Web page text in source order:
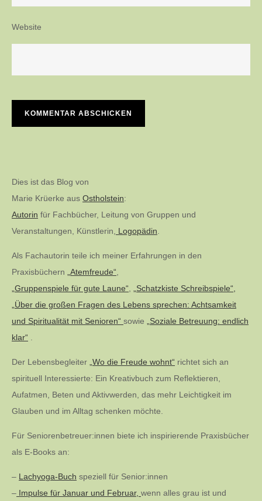
Website
Dies ist das Blog von
Marie Krüerke aus Ostholstein:
Autorin für Fachbücher, Leitung von Gruppen und
Veranstaltungen, Künstlerin,
Logopädin
Als Fachautorin teile ich meiner Erfahrungen in den
Praxisbüchern
„Atemfreude“
„Gruppenspiele für gute Laune“
„Schatzkiste Schreibspiele“,
„Über die großen Fragen des Lebens sprechen: Achtsamkeit
und Spiritualität mit Senioren“ sowie
„Soziale Betreuung: endlich
klar“
Der Lebensbegleiter „Wo die Freude wohnt“ richtet sich an
spirituell Interessierte: Ein Kreativbuch zum Reflektieren,
Aufatmen, Beten und Aktivwerden, das mehr Leichtigkeit im
Glauben und im Alltag schenken möchte.
Für Seniorenbetreuer:innen biete ich inspirierende Praxisbücher
als E-Books an:
– Lachyoga-Buch speziell für Senior:innen
– Impulse für Januar und Februar, wenn alles grau ist und